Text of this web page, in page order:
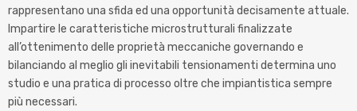
rappresentano una sfida ed una opportunità decisamente attuale.
Impartire le caratteristiche microstrutturali finalizzate
all’ottenimento delle proprietà meccaniche governando e
bilanciando al meglio gli inevitabili tensionamenti determina uno
studio e una pratica di processo oltre che impiantistica sempre
più necessari.